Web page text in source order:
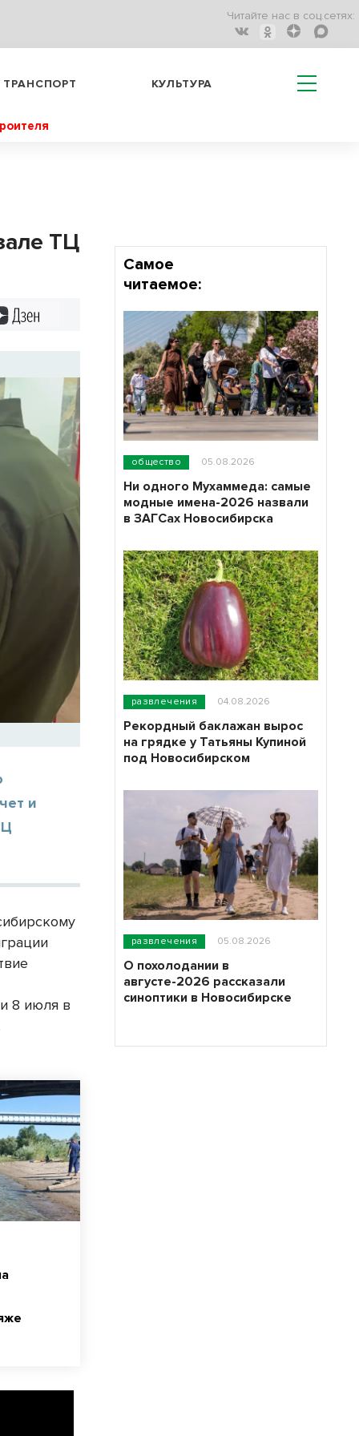
Читайте нас в соц.сетях:
ТРАНСПОРТ КУЛЬТУРА
ТЦ
и
8 июля в
Самое
читаемое:
общество 05.08.2026
Ни одного Мухаммеда: самые
модные имена-2026 назвали
в ЗАГСах Новосибирска
развлечения 04.08.2026
Рекордный баклажан вырос
на грядке у Татьяны Купиной
под Новосибирском
развлечения 05.08.2026
О похолодании в
августе-2026 рассказали
синоптики в Новосибирске